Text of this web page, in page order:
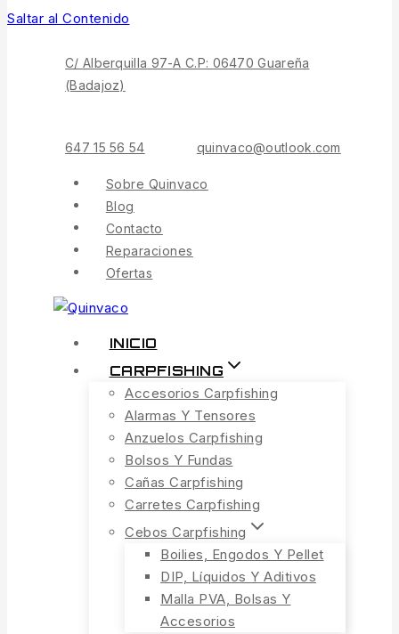
Saltar al Contenido
C/ Alberquilla 97-A C.P: 06470 Guareña
(Badajoz)
647 15 56 54 quinvaco@outlook.com
Sobre Quinvaco
Blog
Contacto
Reparaciones
Ofertas
INICIO
CARPFISHING
Accesorios Carpfishing
Alarmas Y Tensores
Anzuelos Carpfishing
Bolsos Y Fundas
Cañas Carpfishing
Carretes Carpfishing
Cebos Carpfishing
Boilies, Engodos Y Pellet
DIP, Líquidos Y Aditivos
Malla PVA, Bolsas Y
Accesorios